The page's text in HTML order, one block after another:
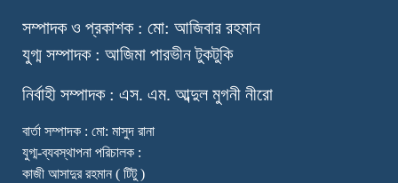
সম্পাদক ও প্রকাশক : মো: আজিবার রহমান
যুগ্ম সম্পাদক : আজিমা পারভীন টুকটুকি
নির্বাহী সম্পাদক : এস. এম. আব্দুল মুগনী নীরো
বার্তা সম্পাদক : মো: মাসুদ রানা
যুগ্ম-ব্যবস্থাপনা পরিচালক :
কাজী আসাদুর রহমান ( টিটু )